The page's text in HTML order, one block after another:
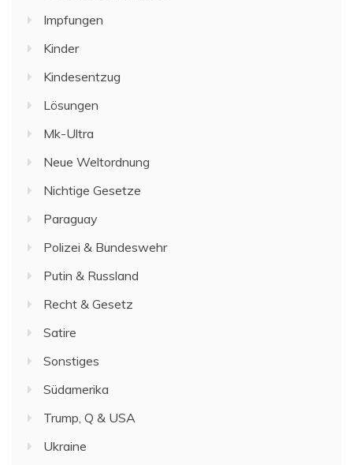
Impfungen
Kinder
Kindesentzug
Lösungen
Mk-Ultra
Neue Weltordnung
Nichtige Gesetze
Paraguay
Polizei & Bundeswehr
Putin & Russland
Recht & Gesetz
Satire
Sonstiges
Südamerika
Trump, Q & USA
Ukraine